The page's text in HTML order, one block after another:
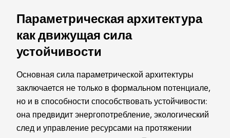
Параметрическая архитектура
как движущая сила
устойчивости
Основная сила параметрической архитектуры
заключается не только в формальном потенциале,
но и в способности способствовать устойчивости:
она предвидит энергопотребление, экологический
след и управление ресурсами на протяжении